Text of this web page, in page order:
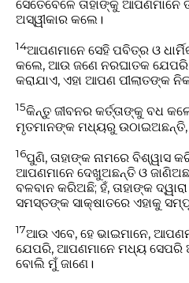
ସେତେବେଳେ ତାହାଙ୍କୁ ଆପଣମାନେ
ଅସ୍ୱୀକାର କଲେ।
14ଆପଣମାନେ ସେହି ପବିତ୍ର ଓ
କଲେ, ଆଉ ଜଣେ ନରଘାତକ
କରାଯାଏ, ଏହା ଆପଣ ପୀଲାତଙ୍କ
15କିନ୍ତୁ ଜୀବନର କର୍ତ୍ତାଙ୍କୁ ବଧ
ମୃତମାନଙ୍କ ମଧ୍ୟରୁ ଉଠାଇଅଛନ୍ତି,
16ପୁଣି, ତାହାଙ୍କ ନାମରେ ବିଶ୍ୱାସ
ଆପଣମାନେ ଦେଖୁଅଛନ୍ତି ଓ
ବଳବାନ କରିଅଛି; ହଁ, ତାହାଙ୍କ
ସମସ୍ତଙ୍କ ସାକ୍ଷାତରେ ଏହାକୁ
17ଆଉ ଏବେ, ହେ ଭାଇମାନେ,
ଯେପରି, ଆପଣମାନେ ମଧ୍ୟ ସେପରି
ବୋଲି ମୁଁ ଜାଣେ।